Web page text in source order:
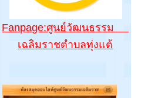
Fanpage:ศูนย์วัฒนธรรม
เฉลิมราชตำบลทุ่งแต้